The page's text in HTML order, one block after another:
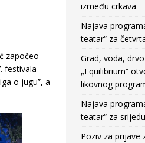
započeo
festivala
o jugu”, a
između crkava
Najava
teatar“ za
Grad, voda,
„Equilibrium“
likovnog
Najava
teatar“ za
Poziv za prijave